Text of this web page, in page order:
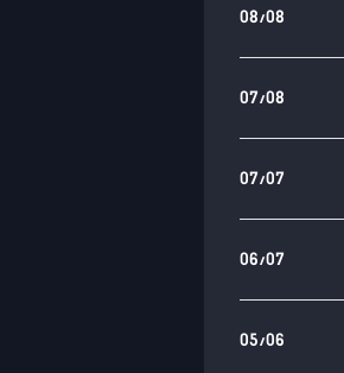
08/08
07/08
07/07
06/07
05/06